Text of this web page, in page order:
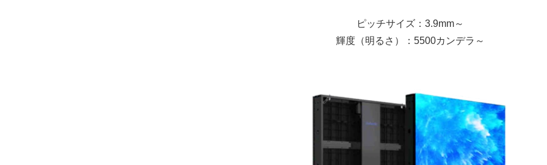
ピッチサイズ：3.9mm～
輝度（明るさ）：5500カンデラ～